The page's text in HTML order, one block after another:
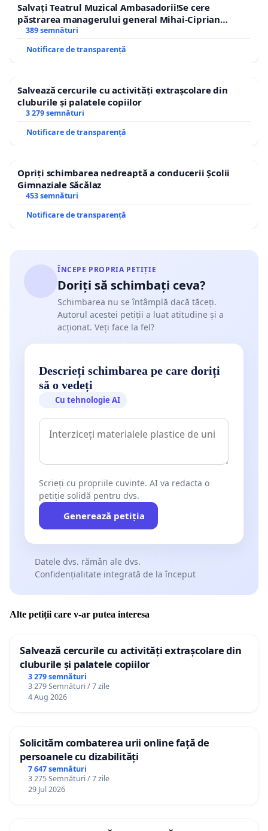
Salvați Teatrul Muzical Ambasadorii!Se cere
păstrarea managerului general Mihai-Ciprian
ROGOJAN
389 semnături
Notificare de transparență
Salvează cercurile cu activități extrașcolare din
cluburile și palatele copiilor
3 279 semnături
Notificare de transparență
Opriți schimbarea nedreaptă a conducerii Școlii
Gimnaziale Săcălaz
453 semnături
Notificare de transparență
ÎNCEPE PROPRIA PETIȚIE
Doriți să schimbați ceva?
Schimbarea nu se întâmplă dacă tăceți.
Autorul acestei petiții a luat atitudine și a
acționat. Veți face la fel?
Descrieți schimbarea pe care doriți
să o vedeți
Cu tehnologie AI
Scrieți cu propriile cuvinte. AI va redacta o
petiție solidă pentru dvs.
Generează petiția
Datele dvs. rămân ale dvs.
Confidențialitate integrată de la început
Alte petiții care v-ar putea interesa
Salvează cercurile cu activități extrașcolare din
cluburile și palatele copiilor
3 279 semnături
3 279 Semnături / 7 zile
4 Aug 2026
Solicităm combaterea urii online față de
persoanele cu dizabilități
7 647 semnături
3 275 Semnături / 7 zile
29 Jul 2026